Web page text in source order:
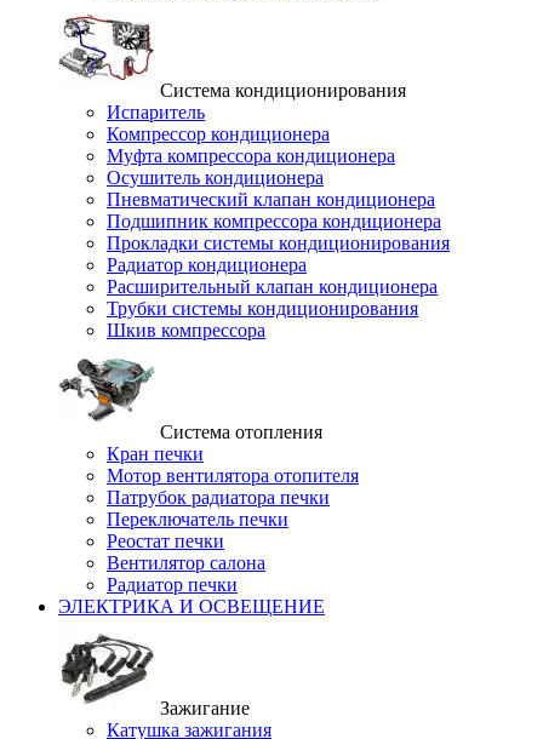
Система кондиционирования
Испаритель
Компрессор кондиционера
Муфта компрессора кондиционера
Осушитель кондиционера
Пневматический клапан кондиционера
Подшипник компрессора кондиционера
Прокладки системы кондиционирования
Радиатор кондиционера
Расширительный клапан кондиционера
Трубки системы кондиционирования
Шкив компрессора
Система отопления
Кран печки
Мотор вентилятора отопителя
Патрубок радиатора печки
Переключатель печки
Реостат печки
Вентилятор салона
Радиатор печки
ЭЛЕКТРИКА И ОСВЕЩЕНИЕ
Зажигание
Катушка зажигания